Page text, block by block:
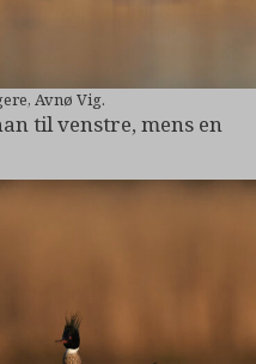
Avnø Vig.
til venstre, mens en